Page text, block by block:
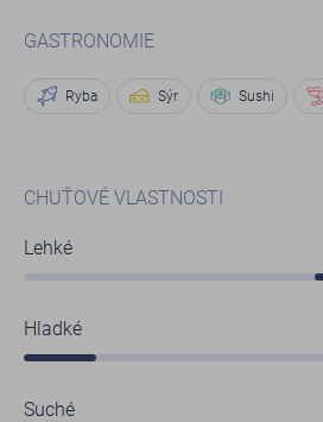
GASTRONOMIE
Ryba Sýr Sushi
CHUŤOVÉ VLASTNOSTI
Lehké
Hladké
Suché